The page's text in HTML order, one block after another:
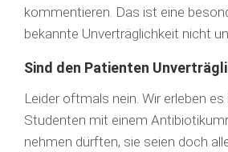
kommentieren. Das ist eine
bekannte Unverträglichkeit nicht
Sind den Patienten
Leider oftmals nein. Wir erleben
Studenten mit einem
nehmen dürften, sie seien doch